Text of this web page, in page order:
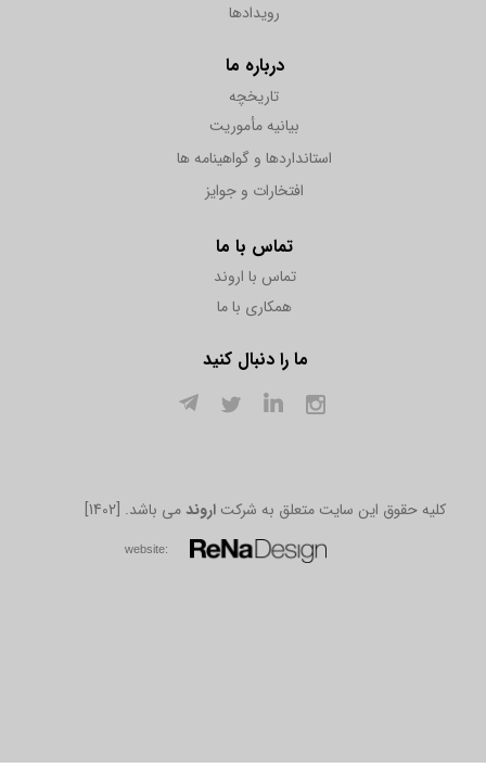
رویدادها
درباره ما
تاریخچه
بیانیه مأموریت
استانداردها و گواهینامه ها
افتخارات و جوایز
تماس با ما
تماس با اروند
همکاری با ما
ما را دنبال کنید
[1402] .کلیه حقوق این سایت متعلق به شرکت اروندمی باشد
w​​​​​​​ebsite: